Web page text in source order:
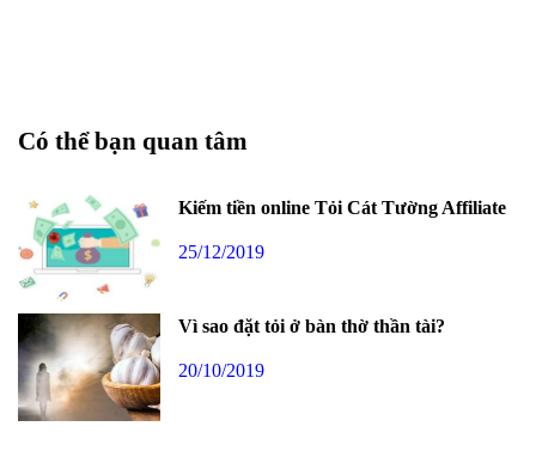
Có thể bạn quan tâm
Kiếm tiền online Tỏi Cát Tường Affiliate
25/12/2019
Vì sao đặt tỏi ở bàn thờ thần tài?
20/10/2019